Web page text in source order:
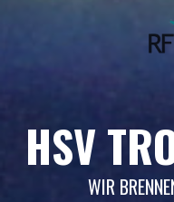
HSV
WIR